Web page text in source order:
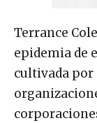
Terrance
epidemia de
cultivada por